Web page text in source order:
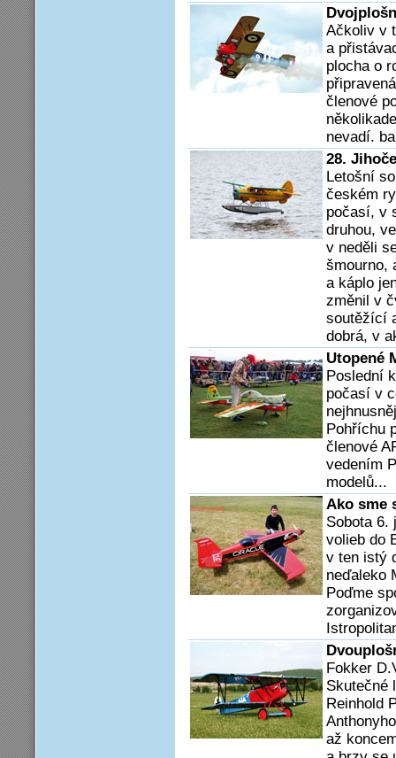
Ačkoliv v
a
plocha o
členové
nevadí.
28.
Letošní
českém
počasí, v
druhou,
v neděli
šmourno,
a káplo
změnil v
soutěžící
dobrá, v
Utopené
Poslední
počasí v
Pohříchu
členové
vedením
modelů...
Ako sme
Sobota 6.
volieb do
v ten istý
neďaleko
Poďme
Fokker
Skutečné
Reinhold
až